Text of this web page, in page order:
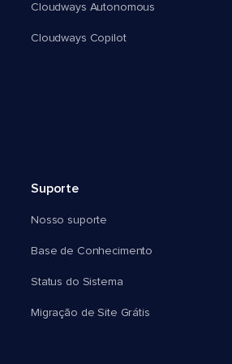
Cloudways Autonomous
Cloudways Copilot
Suporte
Nosso suporte
Base de Conhecimento
Status do Sistema
Migração de Site Grátis